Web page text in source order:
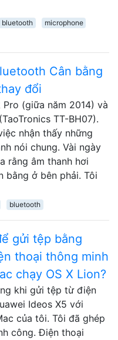
bluetooth
microphone
Cân bằng
đổi
(giữa năm 2014) và
TT-BH07).
nhận thấy những
nói chung. Vài ngày
rằng âm thanh hơi
bằng ở bên phải. Tôi
bluetooth
gửi tệp bằng
thoại thông minh
chạy OS X Lion?
khi gửi tệp từ điện
Ideos X5 với
của tôi. Tôi đã ghép
công. Điện thoại